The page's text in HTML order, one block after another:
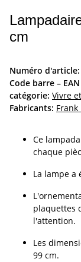
cm
Numéro d'article:
Code barre –
catégorie: Vivre
Fabricants:
Ce
chaque
La lampe a
plaquettes
l'attention.
Les
99 cm.